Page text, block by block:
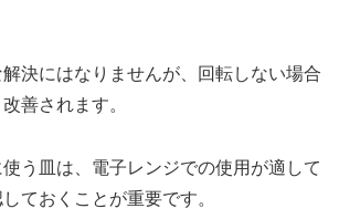
決にはなりませんが、回転しない場合
善されます。
う皿は、電子レンジでの使用が適して
ておくことが重要です。